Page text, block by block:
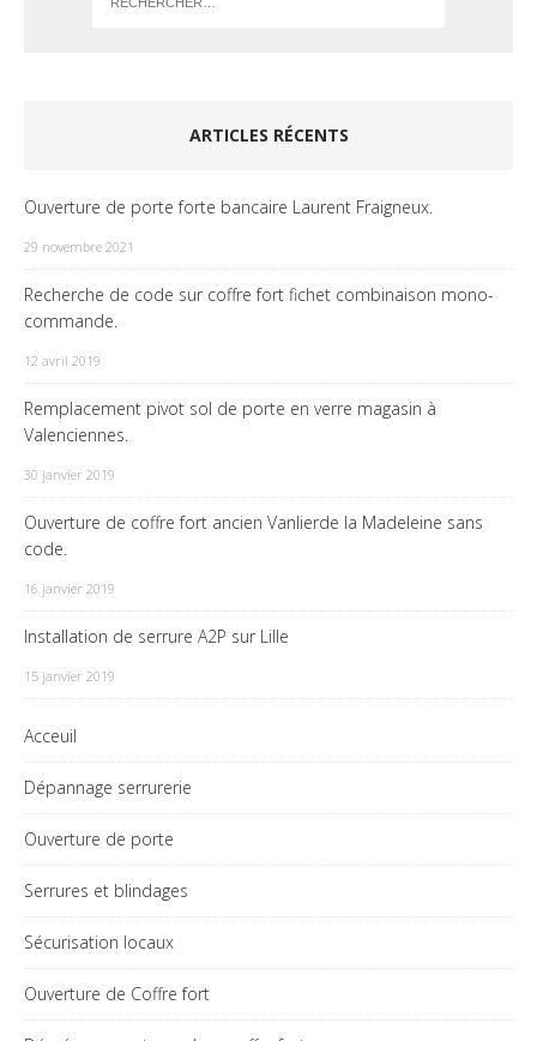
ARTICLES RÉCENTS
Ouverture de porte forte bancaire Laurent Fraigneux.
29 novembre 2021
Recherche de code sur coffre fort fichet combinaison mono-
commande.
12 avril 2019
Remplacement pivot sol de porte en verre magasin à
Valenciennes.
30 janvier 2019
Ouverture de coffre fort ancien Vanlierde la Madeleine sans
code.
16 janvier 2019
Installation de serrure A2P sur Lille
15 janvier 2019
Acceuil
Dépannage serrurerie
Ouverture de porte
Serrures et blindages
Sécurisation locaux
Ouverture de Coffre fort